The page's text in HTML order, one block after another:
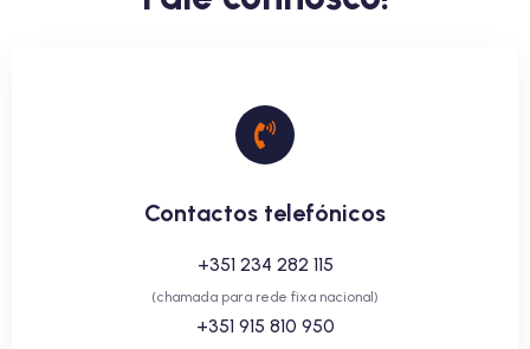
Contactos telefónicos
+351 234 282 115
(chamada para rede fixa nacional)
+351 915 810 950